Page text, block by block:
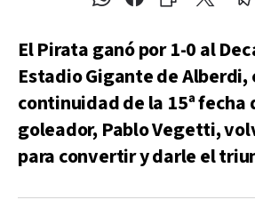
El Pirata ganó por 1-0 al
Estadio Gigante de Alberdi,
continuidad de la 15ª fecha
goleador, Pablo Vegetti,
para convertir y darle el